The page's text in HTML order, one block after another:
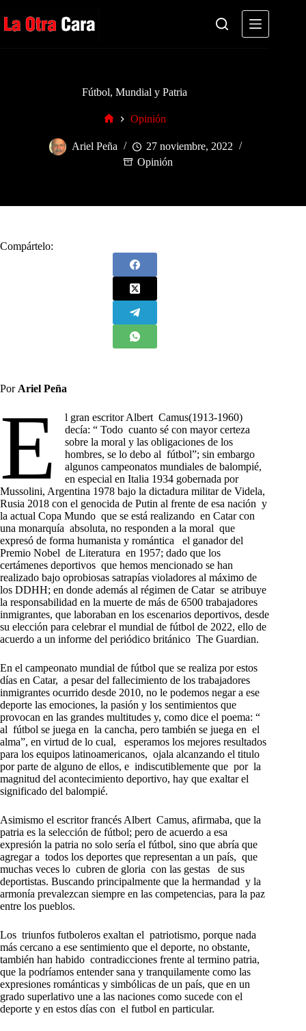
al
contenido
Fútbol, Mundial y Patria
Opinión
Ariel Peña
27 noviembre, 2022
Opinión
Compártelo:
Por Ariel Peña
E
l gran escritor Albert Camus(1913-1960)
decía: “ Todo cuanto sé con mayor certeza
sobre la moral y las obligaciones de los
hombres, se lo debo al fútbol”; sin embargo
algunos campeonatos mundiales de balompié,
en especial en Italia 1934 gobernada por
Mussolini, Argentina 1978 bajo la dictadura militar de Videla,
Rusia 2018 con el genocida de Putin al frente de esa nación y
la actual Copa Mundo que se está realizando en Catar con
una monarquía absoluta, no responden a la moral que
expresó de forma humanista y romántica el ganador del
Premio Nobel de Literatura en 1957; dado que los
certámenes deportivos que hemos mencionado se han
realizado bajo oprobiosas satrapías violadores al máximo de
los DDHH; en donde además al régimen de Catar se atribuye
la responsabilidad en la muerte de más de 6500 trabajadores
inmigrantes, que laboraban en los escenarios deportivos, desde
su elección para celebrar el mundial de fútbol de 2022, ello de
acuerdo a un informe del periódico británico The Guardian.
En el campeonato mundial de fútbol que se realiza por estos
días en Catar, a pesar del fallecimiento de los trabajadores
inmigrantes ocurrido desde 2010, no le podemos negar a ese
deporte las emociones, la pasión y los sentimientos que
provocan en las grandes multitudes y, como dice el poema: “
al fútbol se juega en la cancha, pero también se juega en el
alma”, en virtud de lo cual, esperamos los mejores resultados
para los equipos latinoamericanos, ojala alcanzando el titulo
por parte de alguno de ellos, e indiscutiblemente que por la
magnitud del acontecimiento deportivo, hay que exaltar el
significado del balompié.
Asimismo el escritor francés Albert Camus, afirmaba, que la
patria es la selección de fútbol; pero de acuerdo a esa
expresión la patria no solo sería el fútbol, sino que abría que
agregar a todos los deportes que representan a un país, que
muchas veces lo cubren de gloria con las gestas de sus
deportistas. Buscando principalmente que la hermandad y la
armonía prevalezcan siempre en las competencias, para la paz
entre los pueblos.
Los triunfos futboleros exaltan el patriotismo, porque nada
más cercano a ese sentimiento que el deporte, no obstante,
también han habido contradicciones frente al termino patria,
que la podríamos entender sana y tranquilamente como las
expresiones románticas y simbólicas de un país, que en un
grado superlativo une a las naciones como sucede con el
deporte y en estos días con el futbol en particular.